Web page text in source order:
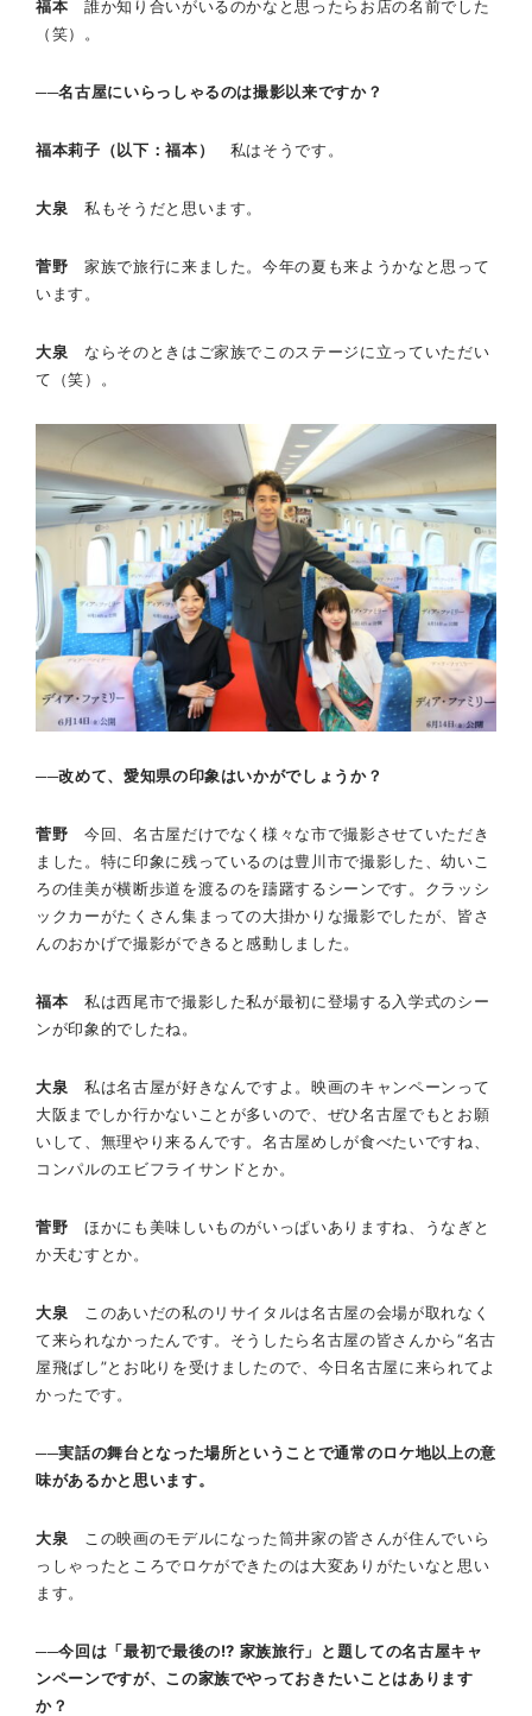
福本 誰か知り合いがいるのかなと思ったらお店の名前でした
（笑）。
──名古屋にいらっしゃるのは撮影以来ですか？
福本莉子（以下：福本） 私はそうです。
大泉 私もそうだと思います。
菅野 家族で旅行に来ました。今年の夏も来ようかなと思って
います。
大泉 ならそのときはご家族でこのステージに立っていただい
て（笑）。
──改めて、愛知県の印象はいかがでしょうか？
菅野 今回、名古屋だけでなく様々な市で撮影させていただき
ました。特に印象に残っているのは豊川市で撮影した、幼いこ
ろの佳美が横断歩道を渡るのを躊躇するシーンです。クラッシ
ックカーがたくさん集まっての大掛かりな撮影でしたが、皆さ
んのおかげで撮影ができると感動しました。
福本 私は西尾市で撮影した私が最初に登場する入学式のシー
ンが印象的でしたね。
大泉 私は名古屋が好きなんですよ。映画のキャンペーンって
大阪までしか行かないことが多いので、ぜひ名古屋でもとお願
いして、無理やり来るんです。名古屋めしが食べたいですね、
コンパルのエビフライサンドとか。
菅野 ほかにも美味しいものがいっぱいありますね、うなぎと
か天むすとか。
大泉 このあいだの私のリサイタルは名古屋の会場が取れなく
て来られなかったんです。そうしたら名古屋の皆さんから“名古
屋飛ばし”とお叱りを受けましたので、今日名古屋に来られてよ
かったです。
──実話の舞台となった場所ということで通常のロケ地以上の意
味があるかと思います。
大泉 この映画のモデルになった筒井家の皆さんが住んでいら
っしゃったところでロケができたのは大変ありがたいなと思い
ます。
──今回は「最初で最後の!? 家族旅行」と題しての名古屋キャ
ンペーンですが、この家族でやっておきたいことはあります
か？